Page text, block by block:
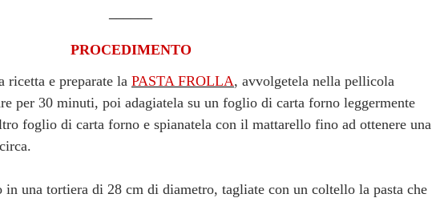
PROCEDIMENTO
ricetta e preparate la PASTA FROLLA, avvolgetela nella pellicola
per 30 minuti, poi adagiatela su un foglio di carta forno leggermente
foglio di carta forno e spianatela con il mattarello fino ad ottenere una
in una tortiera di 28 cm di diametro, tagliate con un coltello la pasta che